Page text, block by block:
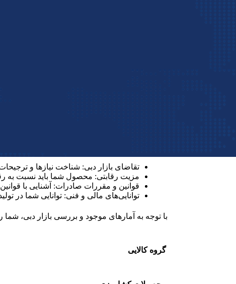
پس از آن محموله از دستگاه ایکس‌ری عبور می‌کند و
توجه داشته باشید که بر اساس قوانین و مقررات گمرکی
برای آنکه مشخص شود بهترین کالاهای صادراتی
تقاضای بازار دبی: شناخت نیازها و
مزیت رقابتی: محصول شما باید نسبت به
قوانین و مقررات صادرات: آشنایی با
توانایی‌های مالی و فنی: توانایی شما در
با توجه به آمارهای موجود و بررسی بازار دبی، شما
گروه کالایی